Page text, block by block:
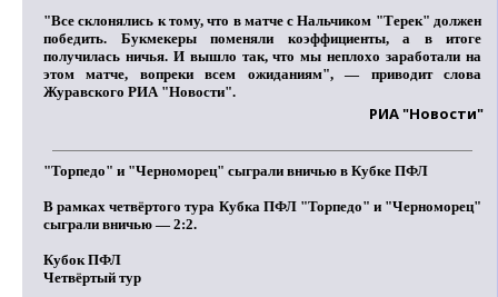
"Все склонялись к тому, что в матче с Нальчиком "Терек" должен
победить. Букмекеры поменяли коэффициенты, а в итоге
получилась ничья. И вышло так, что мы неплохо заработали на
этом матче, вопреки всем ожиданиям", — приводит слова
Журавского РИА "Новости".
РИА "Новости"
"Торпедо" и "Черноморец" сыграли вничью в Кубке ПФЛ
В рамках четвёртого тура Кубка ПФЛ "Торпедо" и "Черноморец"
сыграли вничью — 2:2.
Кубок ПФЛ
Четвёртый тур